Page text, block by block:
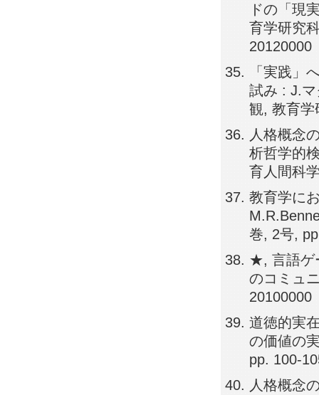
ドの「現
育学研究
20120000
「実践」
試み : J.
観, 教育学
人格概念
析哲学的
育人間科
教育学に
巻, 2号,
★, 言語ゲ
のコミュ
20100000
道徳的実
の価値の
pp. 100-
人格概念